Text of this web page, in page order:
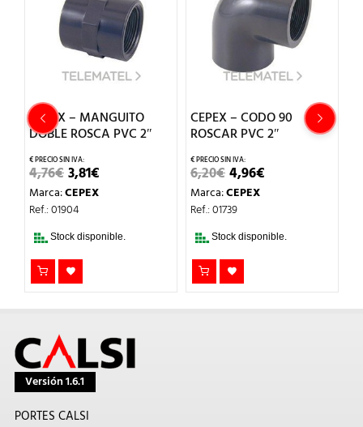
CEPEX – MANGUITO
DOBLE ROSCA PVC 2″
4,76€EL
PRECIO
ORIGINAL
ERA:
3,81€
Marca:CEPEX
Ref.: 01904
Stock disponible.
CEPEX – CODO 90
ROSCAR PVC 2″
6,20€EL
PRECIO
ORIGINAL
ERA:
4,96€
Marca:CEPEX
Ref.: 01739
Stock disponible.
Versión 1.6.1
PORTES CALSI